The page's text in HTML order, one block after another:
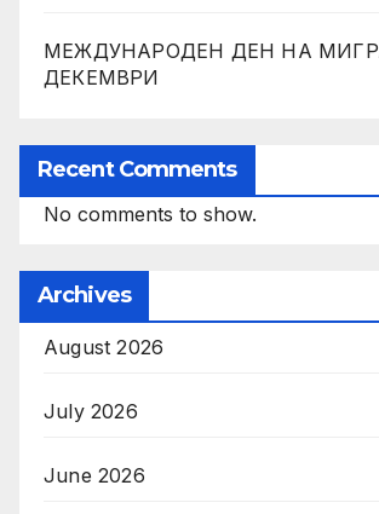
МЕЖДУНАРОДЕН ДЕН НА
ДЕКЕМВРИ
Recent Comments
No comments to show.
Archives
August 2026
July 2026
June 2026